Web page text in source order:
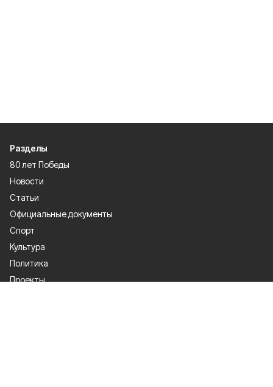
Разделы
80 лет Победы
Новости
Статьи
Официальные документы
Спорт
Культура
Политика
Проекты